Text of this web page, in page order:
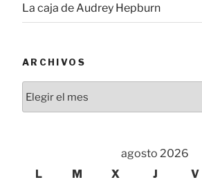
La caja de Audrey Hepburn
ARCHIVOS
agosto 2026
L
M X J V